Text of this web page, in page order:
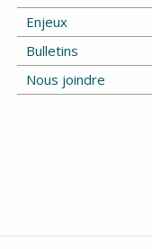
Enjeux
Bulletins
Nous joindre